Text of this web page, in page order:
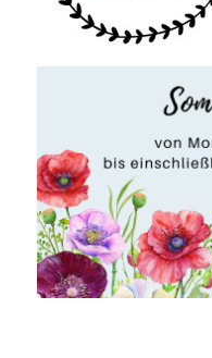
Pollenflug & Co.